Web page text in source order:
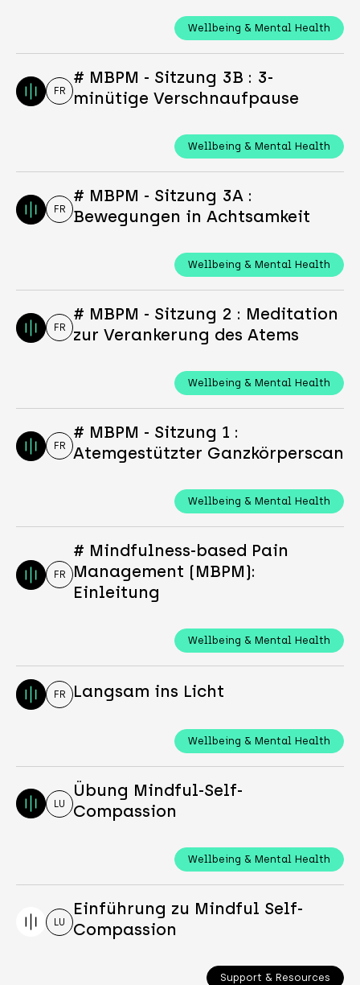
Wellbeing & Mental Health
FR
# MBPM - Sitzung 3B : 3-
minütige Verschnaufpause
Wellbeing & Mental Health
FR
# MBPM - Sitzung 3A :
Bewegungen in Achtsamkeit
Wellbeing & Mental Health
FR
# MBPM - Sitzung 2 : Meditation
zur Verankerung des Atems
Wellbeing & Mental Health
FR
# MBPM - Sitzung 1 :
Atemgestützter Ganzkörperscan
Wellbeing & Mental Health
FR
# Mindfulness-based Pain
Management (MBPM):
Einleitung
Wellbeing & Mental Health
FR Langsam ins Licht
Wellbeing & Mental Health
LU
Übung Mindful-Self-
Compassion
Wellbeing & Mental Health
LU
Einführung zu Mindful Self-
Compassion
Support & Resources